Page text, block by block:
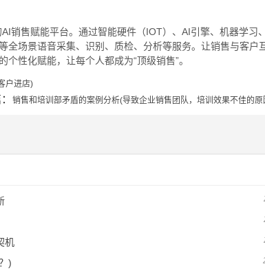
销售赋能平台。通过智能硬件（IOT）、AI引擎、机器学习
全场景语音采集、识别、质检、分析等服务。让销售与客户
性化赋能，让每个人都成为“顶级销售”。
户进店)
销售和培训部矛盾的案例分析(导致企业销售团队，培训效果不佳的
机
)